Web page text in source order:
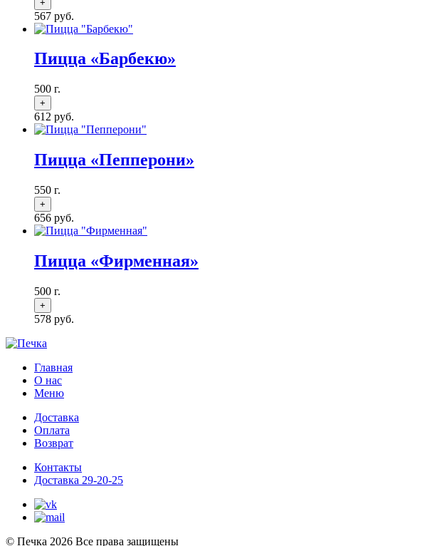
567 руб.
Пицца «Барбекю»
500 г.
612 руб.
Пицца «Пепперони»
550 г.
656 руб.
Пицца «Фирменная»
500 г.
578 руб.
Главная
О нас
Меню
Доставка
Оплата
Возврат
Контакты
Доставка 29-20-25
© Печка 2026 Все права защищены